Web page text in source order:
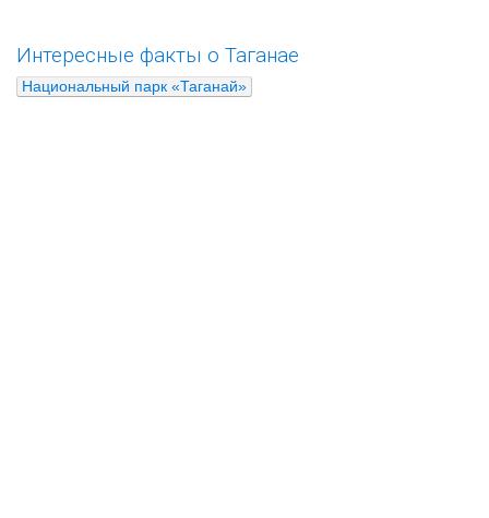
Интересные факты о Таганае
Национальный парк «Таганай»